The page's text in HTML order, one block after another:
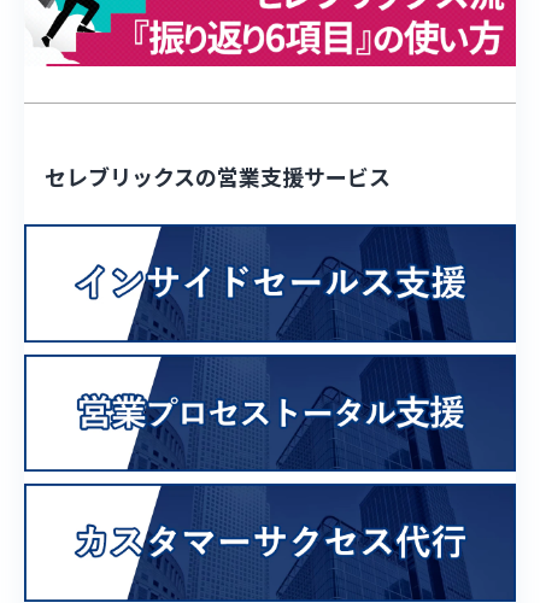
セレブリックスの営業支援サービス